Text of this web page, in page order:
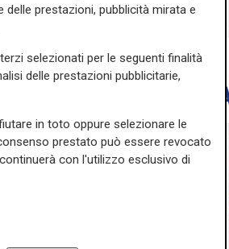
prestazioni, pubblicità mirata e
selezionati per le seguenti finalità
delle prestazioni pubblicitarie,
in toto oppure selezionare le
prestato può essere revocato
con l'utilizzo esclusivo di